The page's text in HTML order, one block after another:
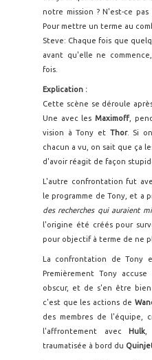
notre mission ? N'est-ce
Pour mettre un terme au
Steve: Chaque fois que
avant qu'elle ne
fois.
Explication :
Cette scène se déroule
Une avec les Maximoff,
vision à Tony et Thor. Si
chacun a vu, on sait que ça
d'avoir réagit de façon
L'autre confrontation fut
le programme de Tony, et a
des recherches qui auraient
l'origine été créés pour
pour objectif à terme de ne
La confrontation de Tony
Premièrement Tony
obscur, et de s'en être
c'est que les actions de
des membres de l'équipe,
l'affrontement avec Hulk
traumatisée à bord du